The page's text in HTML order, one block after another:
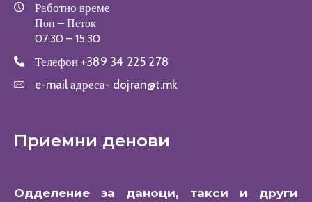
Работно време
Пон – Петок
07:30 – 15:30
Телефон +389 34 225 278
e-mail адреса- dojran@t.mk
Приемни денови
Одделение за даноци, такси и други